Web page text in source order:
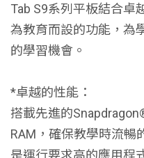
Tab S9系列平板結合卓
為教育而設的功能，為
的學習機會。
*卓越的性能：
搭載先進的
RAM，確保教學時流暢
是運行要求高的應用程